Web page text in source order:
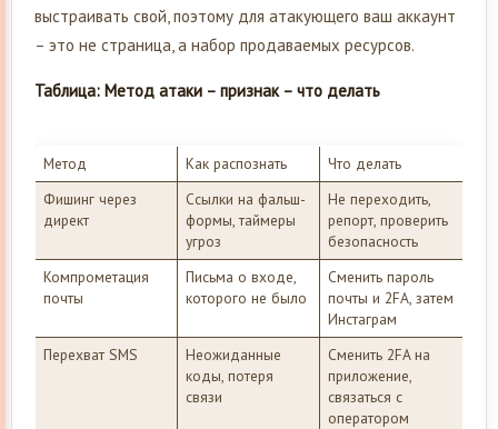
выстраивать свой, поэтому для атакующего ваш аккаунт
– это не страница, а набор продаваемых ресурсов.
Таблица: Метод атаки – признак – что делать
Метод Как распознать
Что делать
Фишинг через
директ
Ссылки на фальш-
формы, таймеры
угроз
Не переходить,
репорт, проверить
безопасность
Компрометация
почты
Письма о входе,
которого не было
Сменить пароль
почты и 2FA, затем
Инстаграм
Перехват SMS
Неожиданные
коды, потеря
связи
Сменить 2FA на
приложение,
связаться с
оператором